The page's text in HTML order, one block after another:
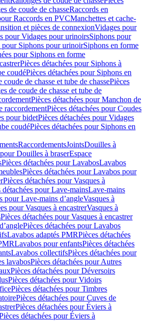
de coude de chasseRaccords en
Raccords en PVCManchettes et cache-
et pièces de connexionVidages pour
pour Vidages pour urinoirsSiphons pour
pour Siphons pour urinoirSiphons en forme
pour Siphons en forme
Pièces détachées pour Siphons à
coudéPièces détachées pour Siphons en
coude de chasse et tube de chassePièces
de coude de chasse et tube de
Pièces détachées pour Manchon de
raccordementPièces détachées pour Coudes
pour bidetPièces détachées pour Vidages
coudéPièces détachées pour Siphons en
RaccordementsJointsDouilles à
Douilles à braserEspace
Pièces détachées pour LavabosLavabos
Pièces détachées pour Lavabos pour
Pièces détachées pour Vasques à
détachées pour Lave-mainsLave-mains
pour Lave-mains d’angleVasques à
pour Vasques à encastrerVasques à
Pièces détachées pour Vasques à encastrer
Pièces détachées pour Lavabos
Lavabos adaptés PMRPièces détachées
Lavabos pour enfantsPièces détachées
Lavabos collectifsPièces détachées pour
lavabosPièces détachées pour Autres
Pièces détachées pour Déversoirs
Pièces détachées pour Vidoirs
Pièces détachées pour Timbres
Pièces détachées pour Cuves de
Pièces détachées pour Éviers à
détachées pour Éviers à